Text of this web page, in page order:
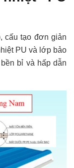
cấu tạo đơn giản
PU và lớp bảo
bỉ và hấp dẫn